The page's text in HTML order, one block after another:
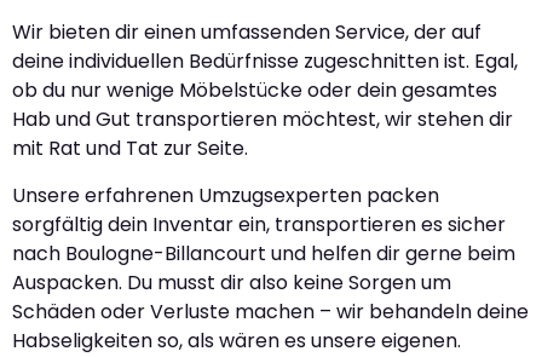
Wir bieten dir einen umfassenden Service, der auf
deine individuellen Bedürfnisse zugeschnitten ist. Egal,
ob du nur wenige Möbelstücke oder dein gesamtes
Hab und Gut transportieren möchtest, wir stehen dir
mit Rat und Tat zur Seite.
Unsere erfahrenen Umzugsexperten packen
sorgfältig dein Inventar ein, transportieren es sicher
nach Boulogne-Billancourt und helfen dir gerne beim
Auspacken. Du musst dir also keine Sorgen um
Schäden oder Verluste machen – wir behandeln deine
Habseligkeiten so, als wären es unsere eigenen.